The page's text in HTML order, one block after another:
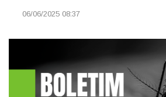
06/06/2025 08:37